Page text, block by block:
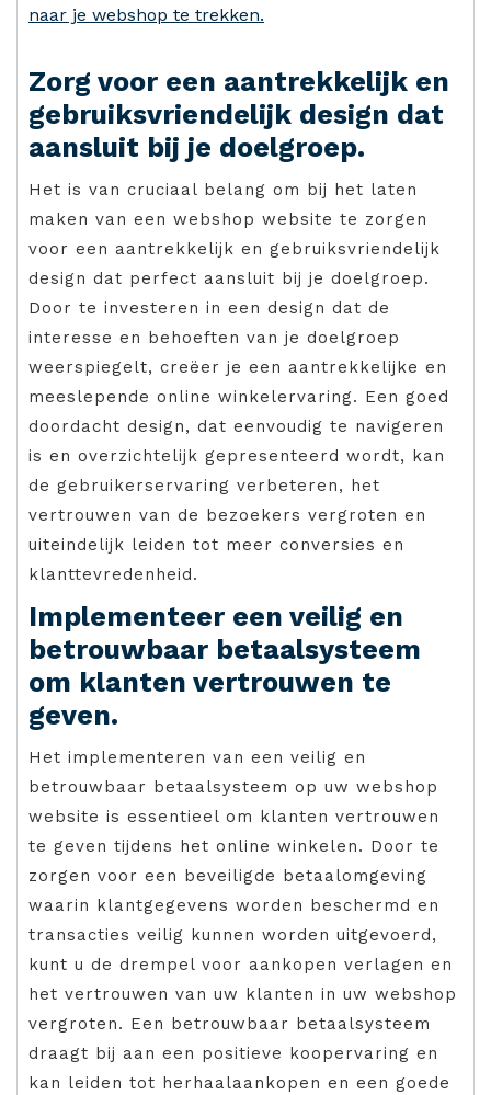
naar je webshop te trekken.
Zorg voor een aantrekkelijk en
gebruiksvriendelijk design dat
aansluit bij je doelgroep.
Het is van cruciaal belang om bij het laten
maken van een webshop website te zorgen
voor een aantrekkelijk en gebruiksvriendelijk
design dat perfect aansluit bij je doelgroep.
Door te investeren in een design dat de
interesse en behoeften van je doelgroep
weerspiegelt, creëer je een aantrekkelijke en
meeslepende online winkelervaring. Een goed
doordacht design, dat eenvoudig te navigeren
is en overzichtelijk gepresenteerd wordt, kan
de gebruikerservaring verbeteren, het
vertrouwen van de bezoekers vergroten en
uiteindelijk leiden tot meer conversies en
klanttevredenheid.
Implementeer een veilig en
betrouwbaar betaalsysteem
om klanten vertrouwen te
geven.
Het implementeren van een veilig en
betrouwbaar betaalsysteem op uw webshop
website is essentieel om klanten vertrouwen
te geven tijdens het online winkelen. Door te
zorgen voor een beveiligde betaalomgeving
waarin klantgegevens worden beschermd en
transacties veilig kunnen worden uitgevoerd,
kunt u de drempel voor aankopen verlagen en
het vertrouwen van uw klanten in uw webshop
vergroten. Een betrouwbaar betaalsysteem
draagt bij aan een positieve koopervaring en
kan leiden tot herhaalaankopen en een goede